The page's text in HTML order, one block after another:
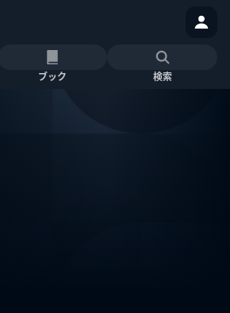
ブック 検索